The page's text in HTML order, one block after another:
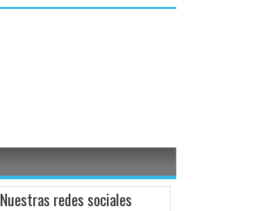
Nuestras redes sociales